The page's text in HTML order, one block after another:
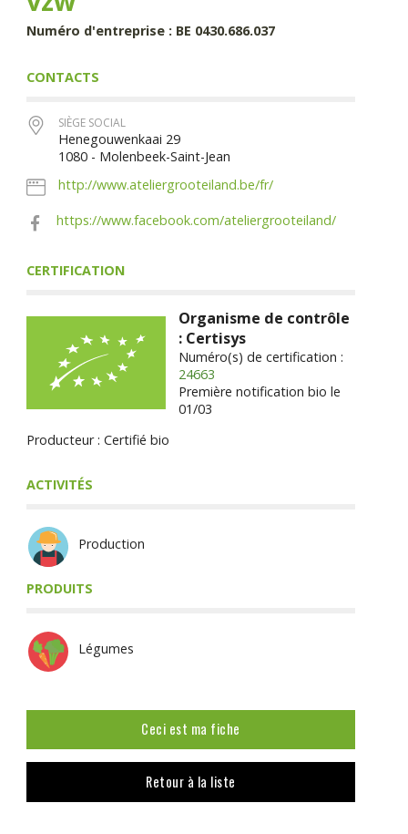
Numéro d'entreprise : BE 0430.686.037
CONTACTS
SIÈGE SOCIAL
Henegouwenkaai 29
1080 - Molenbeek-Saint-Jean
http://www.ateliergrooteiland.be/fr/
https://www.facebook.com/ateliergrooteiland/
CERTIFICATION
Organisme de contrôle
: Certisys
Numéro(s) de certification :
24663
Première notification bio le
01/03
Producteur : Certifié bio
ACTIVITÉS
Production
PRODUITS
Légumes
Ceci est ma fiche
Retour à la liste